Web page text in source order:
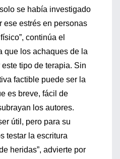
se había investigado
ese estrés en personas
continúa el
que los achaques de la
tipo de terapia. Sin
factible puede ser la
es breve, fácil de
los autores.
útil, pero para su
testar la escritura
heridas”, advierte por